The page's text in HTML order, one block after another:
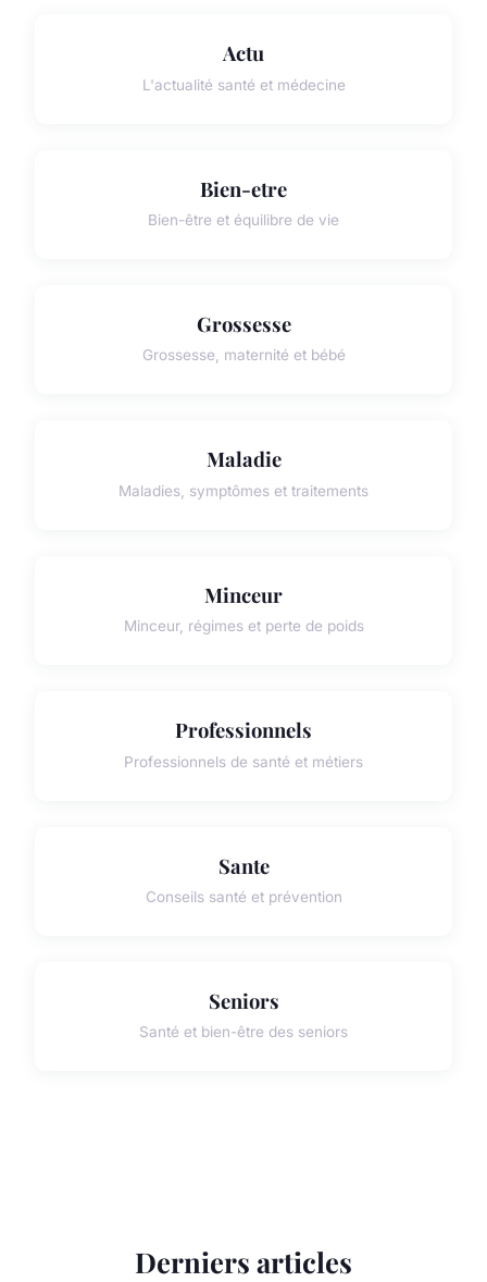
Actu
L'actualité santé et médecine
Bien-etre
Bien-être et équilibre de vie
Grossesse
Grossesse, maternité et bébé
Maladie
Maladies, symptômes et traitements
Minceur
Minceur, régimes et perte de poids
Professionnels
Professionnels de santé et métiers
Sante
Conseils santé et prévention
Seniors
Santé et bien-être des seniors
Derniers articles